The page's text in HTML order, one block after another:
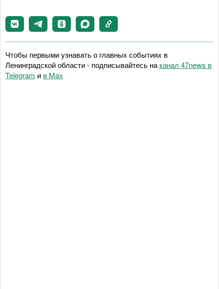
Чтобы первыми узнавать о главных событиях в
Ленинградской области - подписывайтесь на канал 47news в
Telegram и в Maх